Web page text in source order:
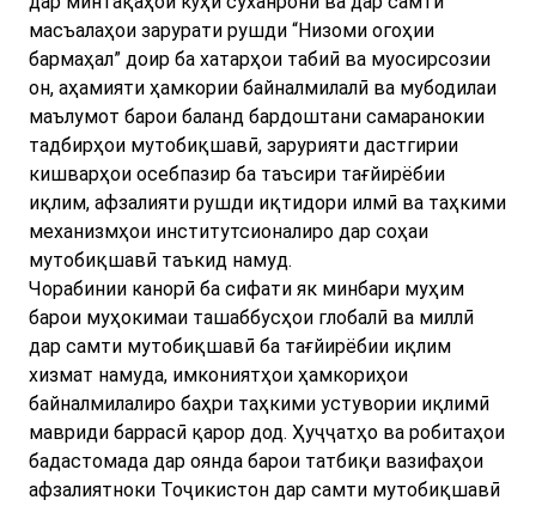
масъалаҳои зарурати рушди “Низоми огоҳии
бармаҳал” доир ба хатарҳои табиӣ ва муосирсозии
он, аҳамияти ҳамкории байналмилалӣ ва мубодилаи
маълумот барои баланд бардоштани самаранокии
тадбирҳои мутобиқшавӣ, зарурияти дастгирии
кишварҳои осебпазир ба таъсири тағйирёбии
иқлим, афзалияти рушди иқтидори илмӣ ва таҳкими
механизмҳои институтсионалиро дар соҳаи
мутобиқшавӣ таъкид намуд.
Чорабинии канорӣ ба сифати як минбари муҳим
барои муҳокимаи ташаббусҳои глобалӣ ва миллӣ
дар самти мутобиқшавӣ ба тағйирёбии иқлим
хизмат намуда, имкониятҳои ҳамкориҳои
байналмилалиро баҳри таҳкими устувории иқлимӣ
мавриди баррасӣ қарор дод. Ҳуҷҷатҳо ва робитаҳои
бадастомада дар оянда барои татбиқи вазифаҳои
aфзалиятноки Тоҷикистон дар самти мутобиқшавӣ